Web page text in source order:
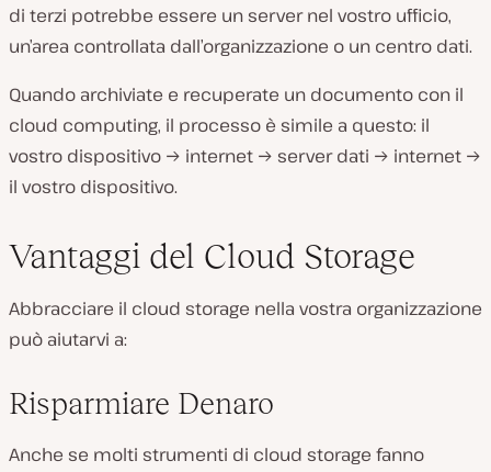
di terzi potrebbe essere un server nel vostro ufficio,
un’area controllata dall’organizzazione o un centro dati.
Quando archiviate e recuperate un documento con il
cloud computing, il processo è simile a questo: il
vostro dispositivo → internet → server dati → internet →
il vostro dispositivo.
Vantaggi del Cloud Storage
Abbracciare il cloud storage nella vostra organizzazione
può aiutarvi a:
Risparmiare Denaro
Anche se molti strumenti di cloud storage fanno